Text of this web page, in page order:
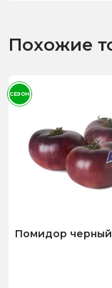
Похожие
Помидор черный
СЕЗОН